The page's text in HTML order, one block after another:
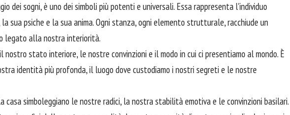
dei sogni, è uno dei simboli più potenti e universali. Essa rappresenta l'individuo
sua psiche e la sua anima. Ogni stanza, ogni elemento strutturale, racchiude un
legato alla nostra interiorità.
nostro stato interiore, le nostre convinzioni e il modo in cui ci presentiamo al mondo. È
identità più profonda, il luogo dove custodiamo i nostri segreti e le nostre
casa simboleggiano le nostre radici, la nostra stabilità emotiva e le convinzioni basilari.